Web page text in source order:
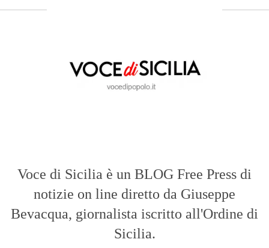
Voce di Sicilia è un BLOG Free Press di
notizie on line diretto da Giuseppe
Bevacqua, giornalista iscritto all'Ordine di
Sicilia.